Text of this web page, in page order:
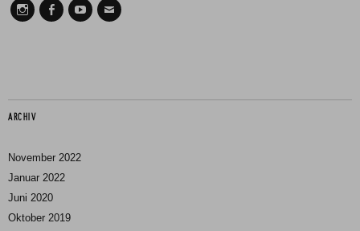
ARCHIV
November 2022
Januar 2022
Juni 2020
Oktober 2019